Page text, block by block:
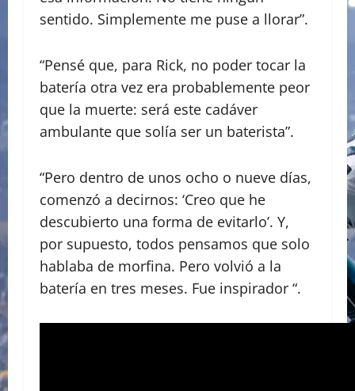
sentido. Simplemente me puse a llorar”.
“Pensé que, para Rick, no poder tocar la
batería otra vez era probablemente peor
que la muerte: será este cadáver
ambulante que solía ser un baterista”.
“Pero dentro de unos ocho o nueve días,
comenzó a decirnos: ‘Creo que he
descubierto una forma de evitarlo’. Y,
por supuesto, todos pensamos que solo
hablaba de morfina. Pero volvió a la
batería en tres meses. Fue inspirador “.